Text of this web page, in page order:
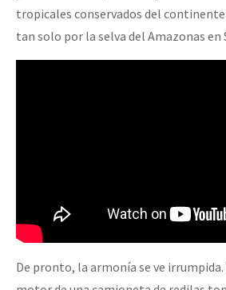
tropicales conservados del
tan solo por la selva del Amazonas en
De pronto, la armonía se ve